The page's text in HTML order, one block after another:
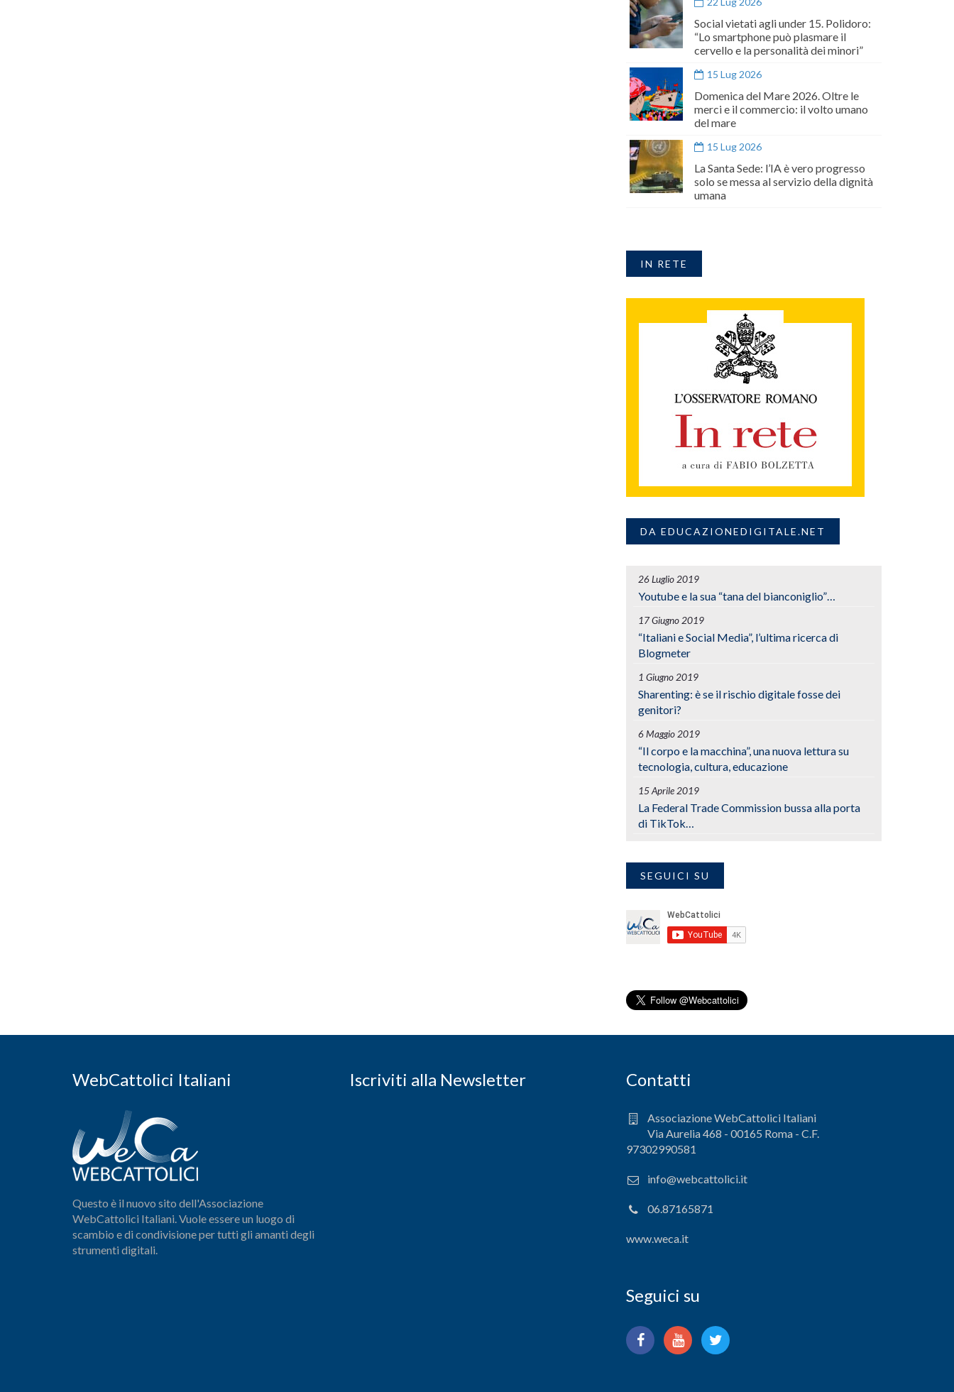
Social vietati agli under 15. Polidoro:
“Lo smartphone può plasmare il
cervello e la personalità dei minori”
15 Lug 2026
Domenica del Mare 2026. Oltre le
merci e il commercio: il volto umano
del mare
15 Lug 2026
La Santa Sede: l’IA è vero progresso
solo se messa al servizio della dignità
umana
IN RETE
DA EDUCAZIONEDIGITALE.NET
26 Luglio 2019
Youtube e la sua “tana del bianconiglio”…
17 Giugno 2019
“Italiani e Social Media”, l’ultima ricerca di
Blogmeter
1 Giugno 2019
Sharenting: è se il rischio digitale fosse dei
genitori?
6 Maggio 2019
“Il corpo e la macchina”, una nuova lettura su
tecnologia, cultura, educazione
15 Aprile 2019
La Federal Trade Commission bussa alla porta
di TikTok…
SEGUICI SU
WebCattolici Italiani
Questo è il nuovo sito dell'Associazione
WebCattolici Italiani. Vuole essere un luogo di
scambio e di condivisione per tutti gli amanti degli
strumenti digitali.
Iscriviti alla Newsletter Contatti
Associazione WebCattolici Italiani
Via Aurelia 468 - 00165 Roma - C.F.
97302990581
info@webcattolici.it
06.87165871
www.weca.it
Seguici su